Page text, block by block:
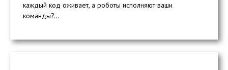
каждый код оживает, а роботы исполняют ваши
команды?...